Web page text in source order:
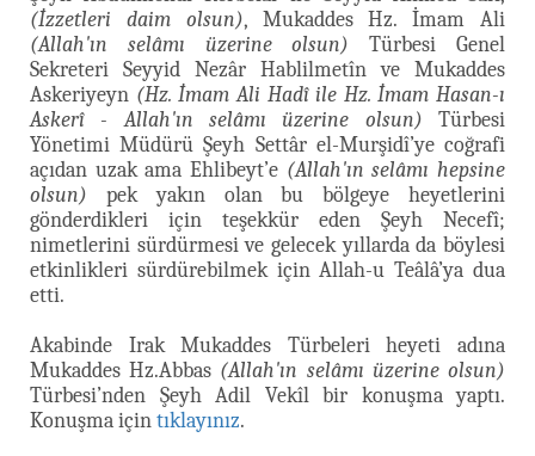
(İzzetleri daim olsun), Mukaddes Hz. İmam Ali
(Allah'ın selâmı üzerine olsun) Türbesi Genel
Sekreteri Seyyid Nezâr Hablilmetîn ve Mukaddes
Askeriyeyn (Hz. İmam Ali Hadî ile Hz. İmam Hasan-ı
Askerî - Allah'ın selâmı üzerine olsun) Türbesi
Yönetimi Müdürü Şeyh Settâr el-Murşidî’ye coğrafi
açıdan uzak ama Ehlibeyt’e (Allah'ın selâmı hepsine
olsun) pek yakın olan bu bölgeye heyetlerini
gönderdikleri için teşekkür eden Şeyh Necefî;
nimetlerini sürdürmesi ve gelecek yıllarda da böylesi
etkinlikleri sürdürebilmek için Allah-u Teâlâ’ya dua
etti.
Akabinde Irak Mukaddes Türbeleri heyeti adına
Mukaddes Hz.Abbas (Allah'ın selâmı üzerine olsun)
Türbesi’nden Şeyh Adil Vekîl bir konuşma yaptı.
Konuşma içintıklayınız.